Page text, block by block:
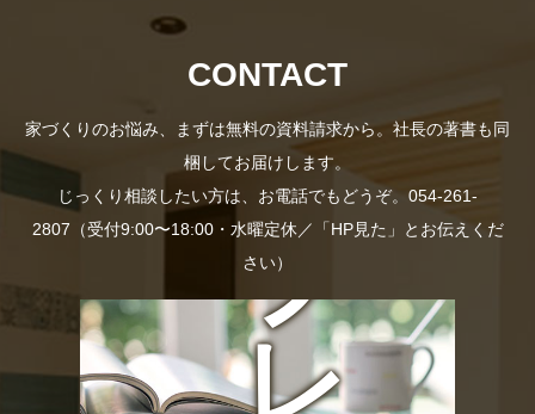
CONTACT
家づくりのお悩み、まずは無料の資料請求から。社長の著書も同
梱してお届けします。
じっくり相談したい方は、お電話でもどうぞ。054-261-
2807（受付9:00〜18:00・水曜定休／「HP見た」とお伝えくだ
さい）
資
料
プ
レ
社
長
の